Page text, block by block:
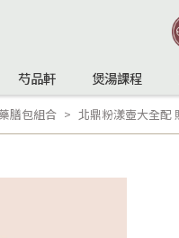
芍品軒 煲湯課程
膳包組合 北鼎粉漾壺大全配